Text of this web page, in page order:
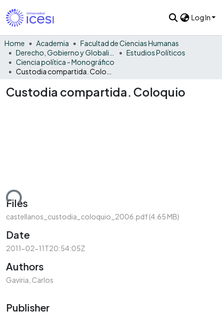
Log In
Home Academia
Facultad de Ciencias Humanas
Estudios Políticos
Ciencia política - Monográfico
Custodia compartida. Coloquio
Files
castellanos_custodia_coloquio_2006.pdf(4.65 MB)
Date
2011-02-11T20:54:05Z
Authors
Gaviria, Carlos
Publisher